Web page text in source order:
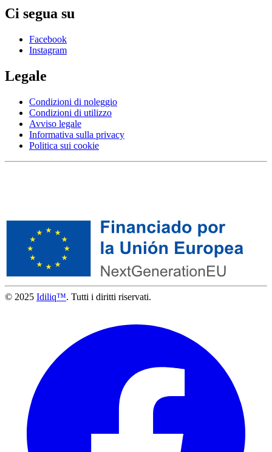
Ci segua su
Facebook
Instagram
Legale
Condizioni di noleggio
Condizioni di utilizzo
Avviso legale
Informativa sulla privacy
Politica sui cookie
© 2025 Idiliq™. Tutti i diritti riservati.